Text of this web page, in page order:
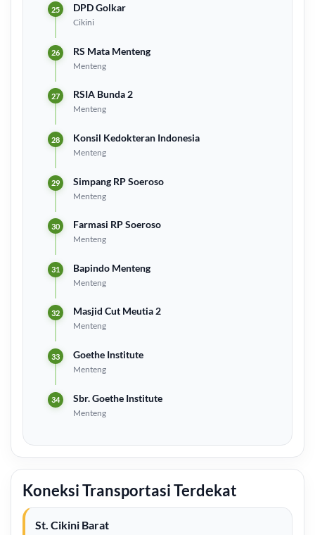
DPD Golkar
Cikini
RS Mata Menteng
Menteng
RSIA Bunda 2
Menteng
Konsil Kedokteran Indonesia
Menteng
Simpang RP Soeroso
Menteng
Farmasi RP Soeroso
Menteng
Bapindo Menteng
Menteng
Masjid Cut Meutia 2
Menteng
Goethe Institute
Menteng
Sbr. Goethe Institute
Menteng
Koneksi Transportasi Terdekat
St. Cikini Barat